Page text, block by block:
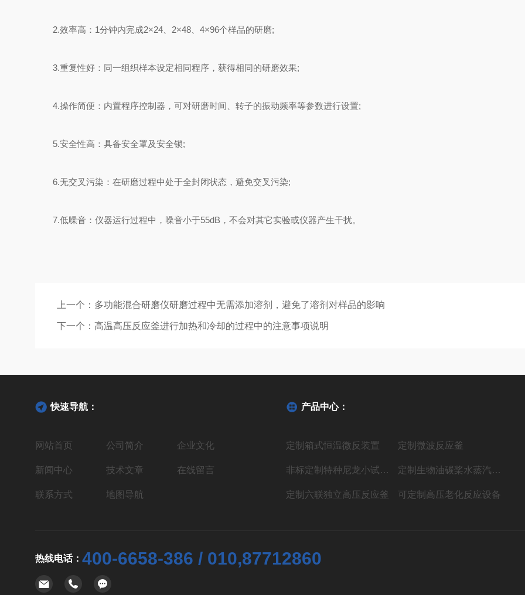
2.效率高：1分钟内完成2×24、2×48、4×96个样品的研磨;
3.重复性好：同一组织样本设定相同程序，获得相同的研磨效果;
4.操作简便：内置程序控制器，可对研磨时间、转子的振动频率等参数进行设置;
5.安全性高：具备安全罩及安全锁;
6.无交叉污染：在研磨过程中处于全封闭状态，避免交叉污染;
7.低噪音：仪器运行过程中，噪音小于55dB，不会对其它实验或仪器产生干扰。
上一个： 多功能混合研磨仪研磨过程中无需添加溶剂，避免了溶剂对样品的影响
下一个： 高温高压反应釜进行加热和冷却的过程中的注意事项说明
快速导航：
网站首页 公司简介 企业文化
新闻中心 技术文章 在线留言
联系方式 地图导航
产品中心：
定制箱式恒温微反装置 定制微波反应釜
非标定制特种尼龙小试聚合反应装置 定制生物油碳桨水蒸汽气化制氢液体燃料装置
定制六联独立高压反应釜 可定制高压老化反应设备
热线电话： 400-6658-386 / 010,87712860